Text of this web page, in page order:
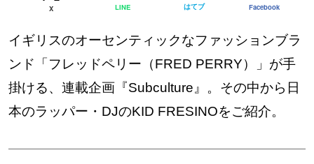
X LINE はてブ Facebook
イギリスのオーセンティックなファッションブラ
ンド「フレッドペリー（FRED PERRY）」が手
掛ける、連載企画『Subculture』。その中から日
本のラッパー・DJのKID FRESINOをご紹介。